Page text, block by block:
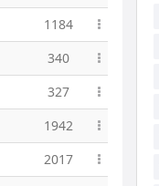
1184
340
327
1942
2017